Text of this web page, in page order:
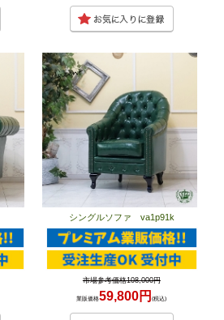
シングルソファ va1p91k
市場参考価格108,000円
業販価格59,800円(税込)